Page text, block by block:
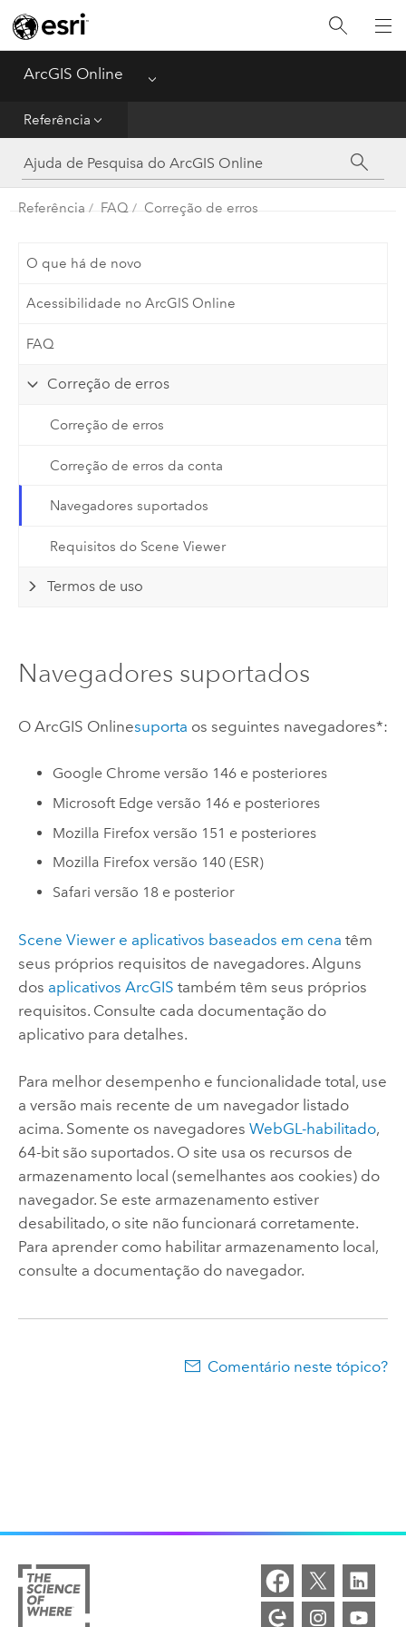
ArcGIS Online Menu
Referência
Guia de Introdução
Criar
Analisar
Compartilhar
Gerenciar Dados
Administrador
Referência
Referência FAQ Correção de erros
O que há de novo
Acessibilidade no ArcGIS Online
FAQ
Correção de erros
Correção de erros
Correção de erros da conta
Navegadores suportados
Requisitos do Scene Viewer
Termos de uso
Navegadores suportados
O ArcGIS Onlinesuporta os seguintes navegadores*:
Google Chrome versão 146 e posteriores
Microsoft Edge versão 146 e posteriores
Mozilla Firefox versão 151 e posteriores
Mozilla Firefox versão 140 (ESR)
Safari versão 18 e posterior
Scene Viewere aplicativos baseados em cena têm
seus próprios requisitos de navegadores. Alguns
dos aplicativos ArcGIS também têm seus próprios
requisitos. Consulte cada documentação do
aplicativo para detalhes.
Para melhor desempenho e funcionalidade total, use
a versão mais recente de um navegador listado
acima. Somente os navegadores WebGL-habilitado,
64-bit são suportados.O site usa os recursos de
armazenamento local (semelhantes aos cookies) do
navegador. Se este armazenamento estiver
desabilitado, o site não funcionará corretamente.
Para aprender como habilitar armazenamento local,
consulte a documentação do navegador.
Comentário neste tópico?